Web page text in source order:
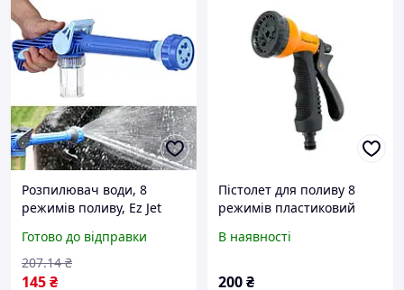
Розпилювач води, 8
режимів поливу, Ez Jet
на шланг водомет /
Водяна гармата
Готово до відправки
145₴
207.14 ₴
Пістолет для поливу 8
режимів пластиковий
PS (7202)
В наявності
200₴